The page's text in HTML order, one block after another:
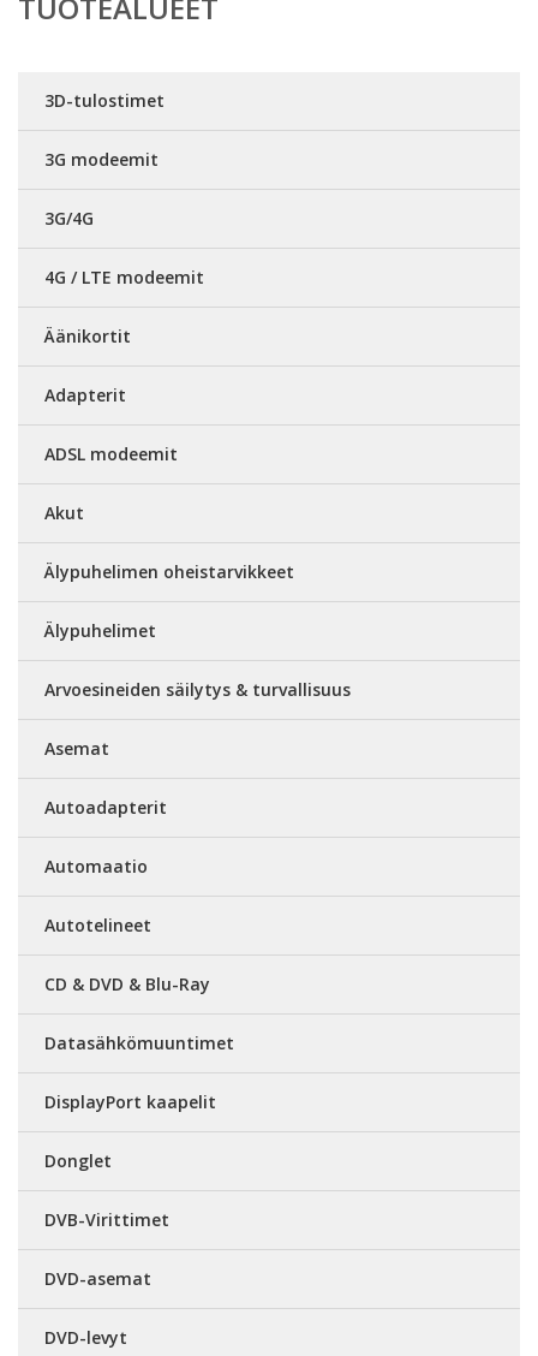
3D-tulostimet
3G modeemit
3G/4G
4G / LTE modeemit
Äänikortit
Adapterit
ADSL modeemit
Akut
Älypuhelimen oheistarvikkeet
Älypuhelimet
Arvoesineiden säilytys & turvallisuus
Asemat
Autoadapterit
Automaatio
Autotelineet
CD & DVD & Blu-Ray
Datasähkömuuntimet
DisplayPort kaapelit
Donglet
DVB-Virittimet
DVD-asemat
DVD-levyt